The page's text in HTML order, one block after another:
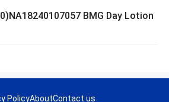
BMG Day Lotion
PolicyAboutContact us